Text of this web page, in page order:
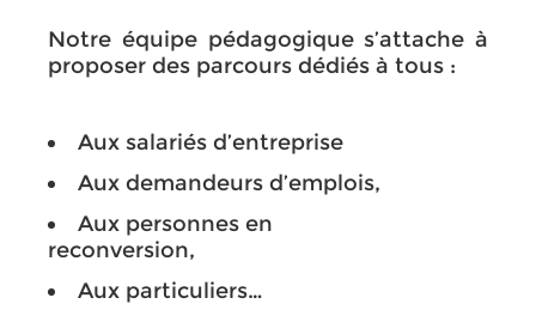
Notre équipe pédagogique s’attache à
proposer des parcours dédiés à tous :
Aux salariés d’entreprise
Aux demandeurs d’emplois,
Aux personnes en
reconversion,
Aux particuliers…